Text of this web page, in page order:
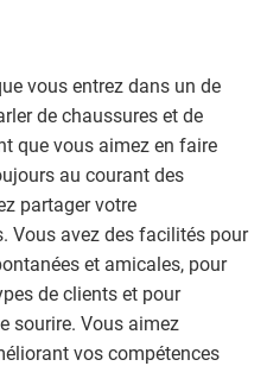
vous entrez dans un de
de chaussures et de
que vous aimez en faire
au courant des
partager votre
Vous avez des facilités pour
et amicales, pour
de clients et pour
sourire. Vous aimez
vos compétences